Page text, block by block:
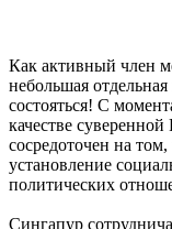
Как активный член
небольшая
состояться! С
качестве
сосредоточен на
установление
политических
Сингапур